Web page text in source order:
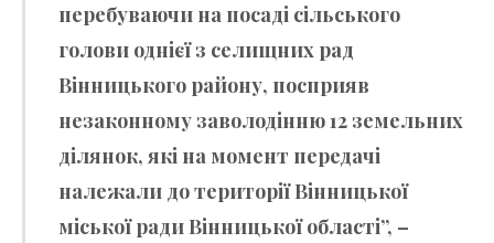
перебуваючи на посаді сільського
голови однієї з селищних рад
Вінницького району, посприяв
незаконному заволодінню 12 земельних
ділянок, які на момент передачі
належали до території Вінницької
міської ради Вінницької області”, –